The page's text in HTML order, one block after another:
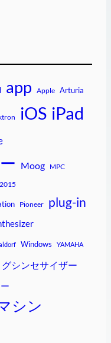
app Apple Arturia
iOS iPad
Moog MPC
Pioneer plug-in
Windows YAMAHA
シンセサイザー
シン